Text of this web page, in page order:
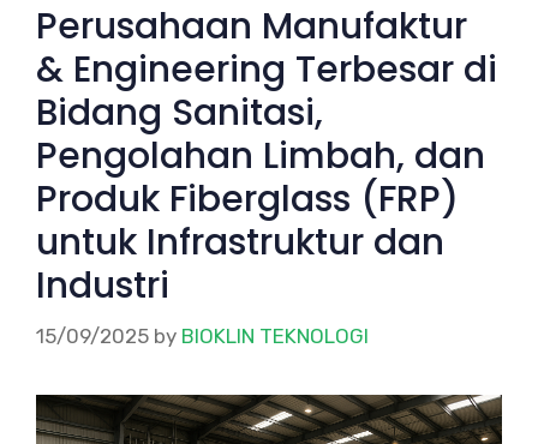
Perusahaan Manufaktur
& Engineering Terbesar di
Bidang Sanitasi,
Pengolahan Limbah, dan
Produk Fiberglass (FRP)
untuk Infrastruktur dan
Industri
15/09/2025 by BIOKLIN TEKNOLOGI